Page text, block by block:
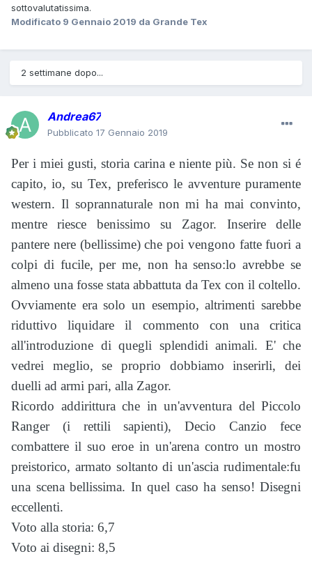
sottovalutatissima.
Modificato 9 Gennaio 2019 da Grande Tex
2 settimane dopo...
Andrea67
Pubblicato 17 Gennaio 2019
Per i miei gusti, storia carina e niente più. Se non si é
capito, io, su Tex, preferisco le avventure puramente
western. Il soprannaturale non mi ha mai convinto,
mentre riesce benissimo su Zagor. Inserire delle
pantere nere (bellissime) che poi vengono fatte fuori a
colpi di fucile, per me, non ha senso:lo avrebbe se
almeno una fosse stata abbattuta da Tex con il coltello.
Ovviamente era solo un esempio, altrimenti sarebbe
riduttivo liquidare il commento con una critica
all'introduzione di quegli splendidi animali. E' che
vedrei meglio, se proprio dobbiamo inserirli, dei
duelli ad armi pari, alla Zagor.
Ricordo addirittura che in un'avventura del Piccolo
Ranger (i rettili sapienti), Decio Canzio fece
combattere il suo eroe in un'arena contro un mostro
preistorico, armato soltanto di un'ascia rudimentale:fu
una scena bellissima. In quel caso ha senso! Disegni
eccellenti.
Voto alla storia: 6,7
Voto ai disegni: 8,5